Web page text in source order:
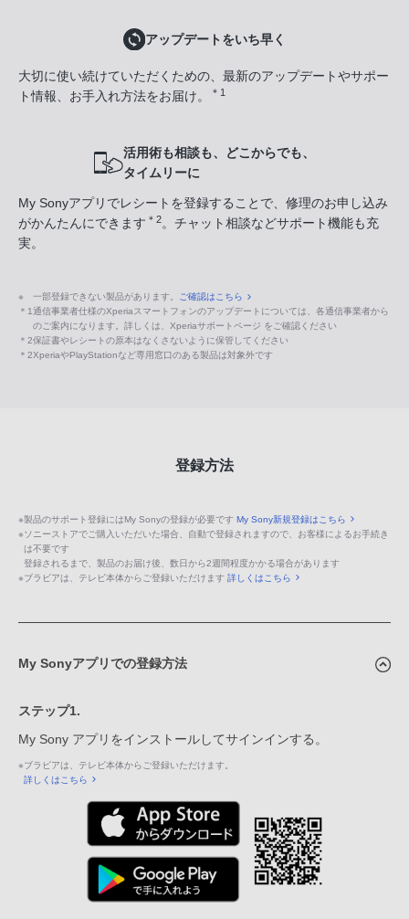
アップデートをいち早く
大切に使い続けていただくための、最新のアップデートやサポー
ト情報、お手入れ方法をお届け。
＊1
活用術も相談も、どこからでも、
タイムリーに
My Sonyアプリでレシートを登録することで、修理のお申し込み
がかんたんにできます ＊2。チャット相談などサポート機能も充
実。
※ 一部登録できない製品があります。 ご確認はこちら
＊1通信事業者仕様のXperiaスマートフォンのアップデートについては、各通信事業者から
のご案内になります。詳しくは、Xperiaサポートページ をご確認ください
＊2保証書やレシートの原本はなくさないように保管してください
＊2XperiaやPlayStationなど専用窓口のある製品は対象外です
登録方法
※製品のサポート登録にはMy Sonyの登録が必要です My Sony新規登録はこちら
※ソニーストアでご購入いただいた場合、自動で登録されますので、お客様によるお手続き
は不要です
登録されるまで、製品のお届け後、数日から2週間程度かかる場合があります
※ブラビアは、テレビ本体からご登録いただけます 詳しくはこちら
My Sonyアプリでの登録方法
ステップ1.
My Sony アプリをインストールしてサインインする。
※ブラビアは、テレビ本体からご登録いただけます。
詳しくはこちら